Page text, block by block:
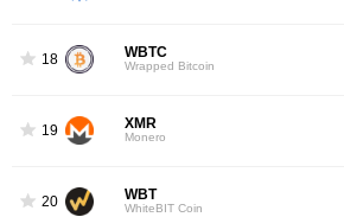
18 WBTC
Wrapped Bitcoin
19 XMR
Monero
20 WBT
WhiteBIT Coin